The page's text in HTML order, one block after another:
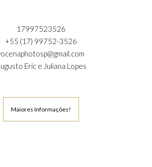
17997523526
+55 (17) 99752-3526
Eric e Juliana Lopes
Maiores Informações!